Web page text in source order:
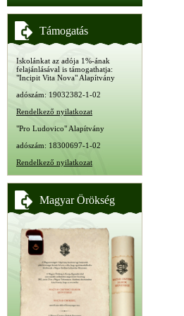
Támogatás
Iskolánkat az adója 1%-ának
felajánlásával is támogathatja:
"Incipit Vita Nova" Alapítvány
adószám: 19032382-1-02
Rendelkező nyilatkozat
"Pro Ludovico" Alapítvány
adószám: 18300697-1-02
Rendelkező nyilatkozat
Magyar Örökség